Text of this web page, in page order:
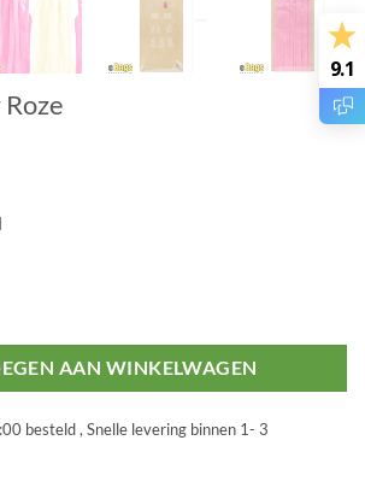
AAN WINKELWAGEN
besteld , Snelle levering binnen 1- 3
9.1